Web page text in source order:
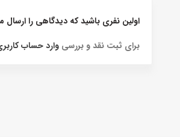
اولین نفری باشید که دیدگاهی را
برای ثبت نقد و بررسی وارد حساب